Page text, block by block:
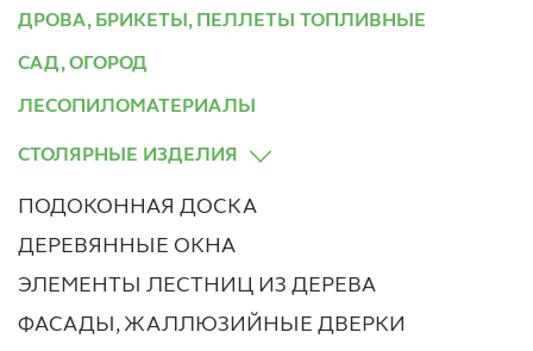
ДРОВА, БРИКЕТЫ, ПЕЛЛЕТЫ ТОПЛИВНЫЕ
САД, ОГОРОД
ЛЕСОПИЛОМАТЕРИАЛЫ
СТОЛЯРНЫЕ ИЗДЕЛИЯ
ПОДОКОННАЯ ДОСКА
ДЕРЕВЯННЫЕ ОКНА
ЭЛЕМЕНТЫ ЛЕСТНИЦ ИЗ ДЕРЕВА
ФАСАДЫ, ЖАЛЛЮЗИЙНЫЕ ДВЕРКИ